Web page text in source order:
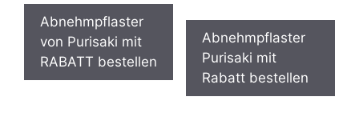
war:
116,63 €
ist:
14,99 €.
Abnehmpflaster
von Purisaki mit
RABATT bestellen
war:
29,99 €
ist:
14,99 €.
Abnehmpflaster
Purisaki mit
Rabatt bestellen